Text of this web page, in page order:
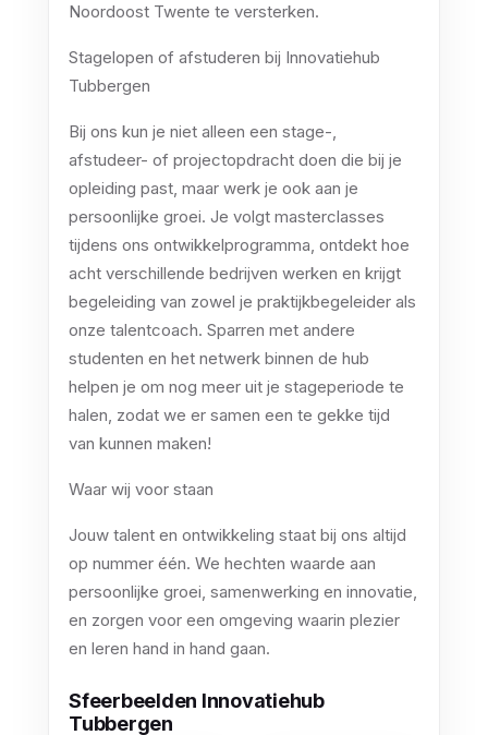
Noordoost Twente te versterken.
Stagelopen of afstuderen bij Innovatiehub
Tubbergen
Bij ons kun je niet alleen een stage-,
afstudeer- of projectopdracht doen die bij je
opleiding past, maar werk je ook aan je
persoonlijke groei. Je volgt masterclasses
tijdens ons ontwikkelprogramma, ontdekt hoe
acht verschillende bedrijven werken en krijgt
begeleiding van zowel je praktijkbegeleider als
onze talentcoach. Sparren met andere
studenten en het netwerk binnen de hub
helpen je om nog meer uit je stageperiode te
halen, zodat we er samen een te gekke tijd
van kunnen maken!
Waar wij voor staan
Jouw talent en ontwikkeling staat bij ons altijd
op nummer één. We hechten waarde aan
persoonlijke groei, samenwerking en innovatie,
en zorgen voor een omgeving waarin plezier
en leren hand in hand gaan.
Sfeerbeelden Innovatiehub
Tubbergen